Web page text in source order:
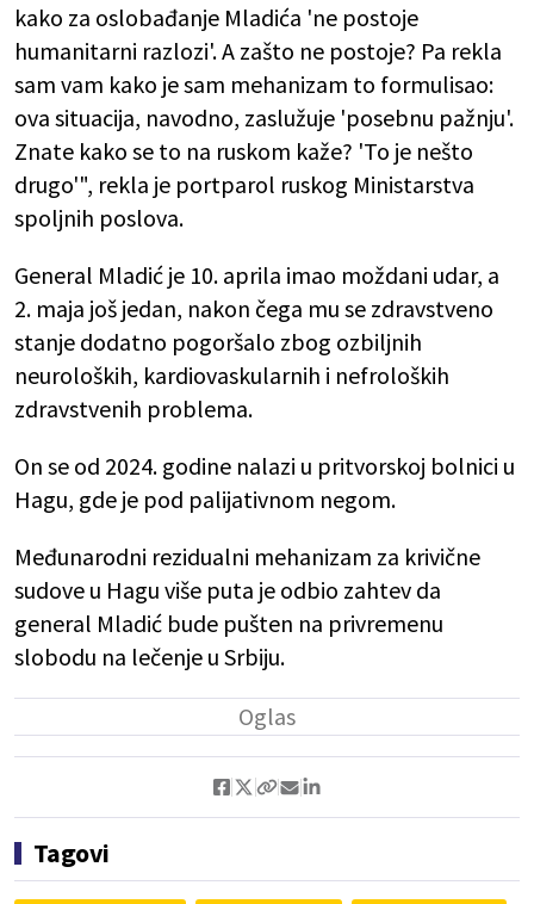
kako za oslobađanje Mladića 'ne postoje
humanitarni razlozi'. A zašto ne postoje? Pa rekla
sam vam kako je sam mehanizam to formulisao:
ova situacija, navodno, zaslužuje 'posebnu pažnju'.
Znate kako se to na ruskom kaže? 'To je nešto
drugo'", rekla je portparol ruskog Ministarstva
spoljnih poslova.
General Mladić je 10. aprila imao moždani udar, a
2. maja još jedan, nakon čega mu se zdravstveno
stanje dodatno pogoršalo zbog ozbiljnih
neuroloških, kardiovaskularnih i nefroloških
zdravstvenih problema.
On se od 2024. godine nalazi u pritvorskoj bolnici u
Hagu, gde je pod palijativnom negom.
Međunarodni rezidualni mehanizam za krivične
sudove u Hagu više puta je odbio zahtev da
general Mladić bude pušten na privremenu
slobodu na lečenje u Srbiju.
Tagovi